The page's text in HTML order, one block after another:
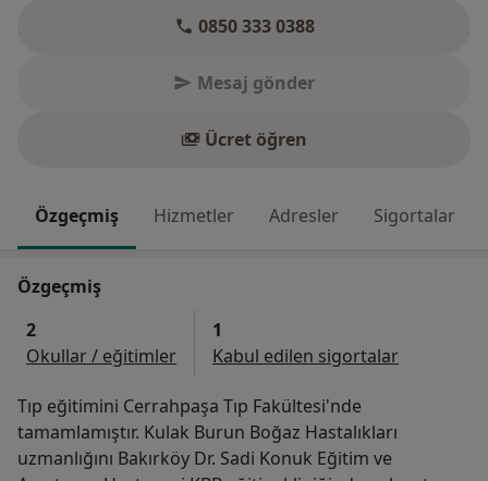
0850 333 0388
Mesaj gönder
Ücret öğren
Özgeçmiş Hizmetler Adresler Sigortalar
Özgeçmiş
2
Okullar / eğitimler
1
Kabul edilen sigortalar
Tıp eğitimini Cerrahpaşa Tıp Fakültesi'nde
tamamlamıştır. Kulak Burun Boğaz Hastalıkları
uzmanlığını Bakırköy Dr. Sadi Konuk Eğitim ve